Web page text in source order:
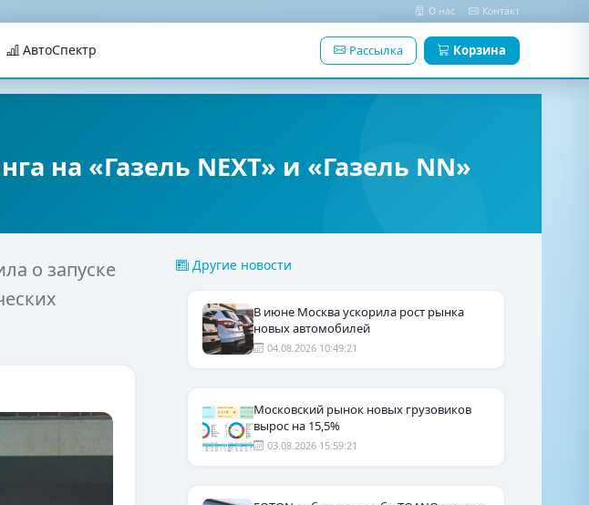
О нас Контакт
АвтоСпектр Рассылка Корзина
на «Газель NEXT» и «Газель NN»
о запуске
Другие новости
В июне Москва ускорила рост рынка
новых автомобилей
04.08.2026 10:49:21
Московский рынок новых грузовиков
вырос на 15,5%
03.08.2026 15:59:21